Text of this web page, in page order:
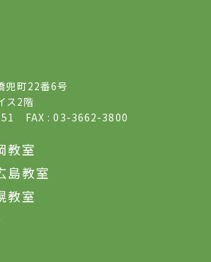
兜町22番6号
ス2階
FAX : 03-3662-3800
教室
島教室
教室